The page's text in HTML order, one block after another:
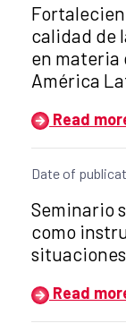
Title of the
calidad de
en materia
América
Read
Date of
Title of the
Seminario
como
Read